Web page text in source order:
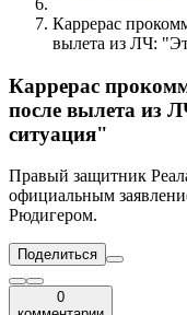
Каррерас
вылета из ЛЧ:
Каррерас
после вылета из
ситуация"
Правый защитник
официальным
Рюдигером.
Поделиться
0